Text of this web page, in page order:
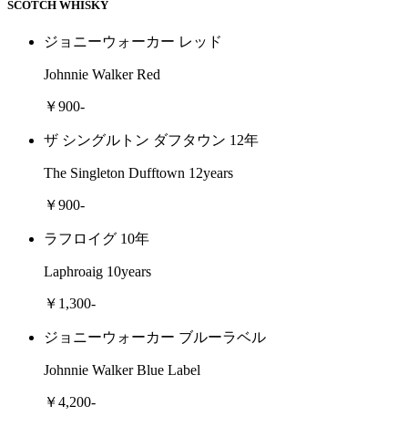
SCOTCH WHISKY
ジョニーウォーカー レッド
Johnnie Walker Red
￥900-
ザ シングルトン ダフタウン 12年
The Singleton Dufftown 12years
￥900-
ラフロイグ 10年
Laphroaig 10years
￥1,300-
ジョニーウォーカー ブルーラベル
Johnnie Walker Blue Label
￥4,200-